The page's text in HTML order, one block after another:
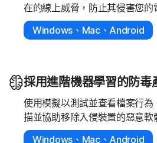
在的線上威脅，防止其侵害您的
Windows、Mac、Android
採用進階機器學習的防毒
使用模擬以測試並查看檔案行
描並協助移除入侵裝置的惡意軟
Windows、Mac、Android